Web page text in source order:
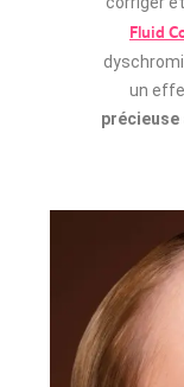
Fluid
un